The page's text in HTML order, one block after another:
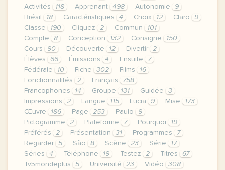
Activités
118 Apprenant 498 Autonomie
9
Brésil
18 Caractéristiques 4 Choix 12 Claro
9
Classe
190 Cliquez 2 Commun
101
Compte
8 Conception 132 Consigne
150
Cours
90 Découverte 12 Divertir
2
Élèves
66 Émissions 4 Ensuite
7
Fédérale
10 Fiche 302 Films
16
Fonctionnalités
2 Français
758
Francophones
14 Groupe 131 Guidée
3
Impressions
2 Langue 115 Lucia 9 Mise
173
Œuvre
186 Page 253 Paulo
9
Pictogramme
2 Plateforme 7 Pourquoi
19
Préférés
2 Présentation 31 Programmes
7
Regarder
5 São 8 Scène 23 Série
17
Séries
4 Téléphone 19 Testez 2 Titres
67
Tv5mondeplus
5 Université 23 Vidéo
308